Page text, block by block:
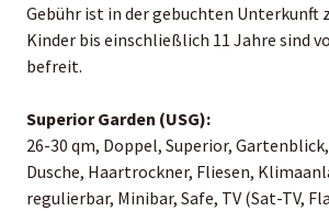
Gebühr ist in der gebuchten Unterkunft
Kinder bis einschließlich 11 Jahre sind
befreit.
Superior Garden (USG):
26-30 qm, Doppel, Superior,
Dusche, Haartrockner, Fliesen,
regulierbar, Minibar, Safe, TV (Sat-TV,